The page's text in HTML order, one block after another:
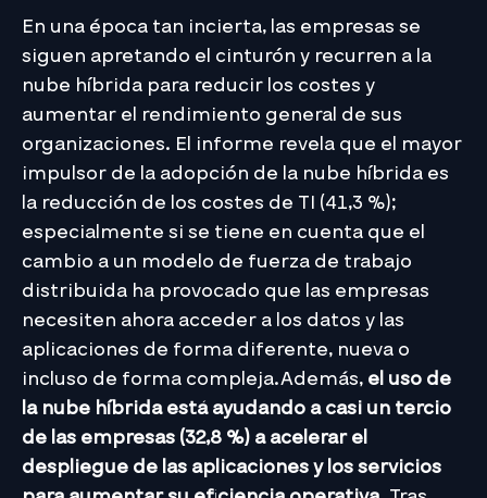
En una época tan incierta, las empresas se
siguen apretando el cinturón y recurren a la
nube híbrida para reducir los costes y
aumentar el rendimiento general de sus
organizaciones. El informe revela que el mayor
impulsor de la adopción de la nube híbrida es
la reducción de los costes de TI (41,3 %);
especialmente si se tiene en cuenta que el
cambio a un modelo de fuerza de trabajo
distribuida ha provocado que las empresas
necesiten ahora acceder a los datos y las
aplicaciones de forma diferente, nueva o
incluso de forma compleja.Además, el uso de
la nube híbrida está ayudando a casi un tercio
de las empresas (32,8 %) a acelerar el
despliegue de las aplicaciones y los servicios